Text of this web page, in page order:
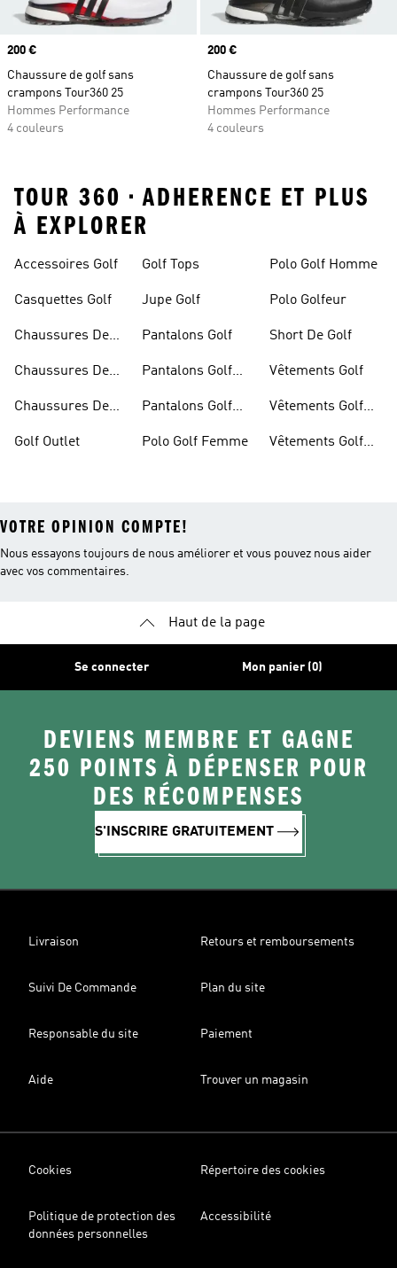
Prix
200 €
Chaussure de golf sans
crampons Tour360 25
Hommes Performance
4 couleurs
Prix
200 €
Chaussure de golf sans
crampons Tour360 25
Hommes Performance
4 couleurs
TOUR 360 • ADHERENCE ET PLUS
À EXPLORER
Accessoires Golf
Casquettes Golf
Chaussures De
Chaussures De
Chaussures De
Golf Outlet
Golf Tops
Jupe Golf
Pantalons Golf
Pantalons Golf
Pantalons Golf
Polo Golf Femme
Polo Golf Homme
Polo Golfeur
Short De Golf
Vêtements Golf
Vêtements Golf
Vêtements Golf
VOTRE OPINION COMPTE!
Nous essayons toujours de nous améliorer et vous pouvez nous aider
avec vos commentaires.
Haut de la page
Se connecter Mon panier (0)
DEVIENS MEMBRE ET GAGNE
250 POINTS À DÉPENSER POUR
DES RÉCOMPENSES
S'INSCRIRE GRATUITEMENT
Livraison Retours et remboursements
Suivi De Commande Plan du site
Responsable du site Paiement
Aide Trouver un magasin
Cookies Répertoire des cookies
Politique de protection des
données personnelles
Accessibilité